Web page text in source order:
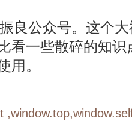
良公众号。这个
看一些散碎的知
用。